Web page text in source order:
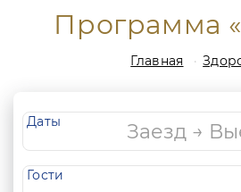
Программа
Главная
Даты
Гости